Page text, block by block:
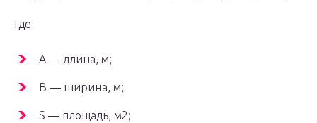
где
A — длина, м;
B — ширина, м;
S — площадь, м2;